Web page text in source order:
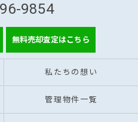
9854
無料売却査定はこちら
私たちの想い
管理物件一覧